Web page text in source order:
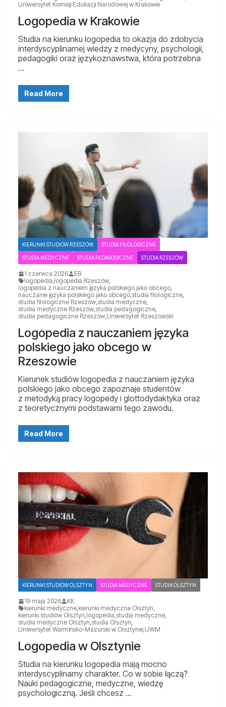
Uniwersytet Komisji Edukacji Narodowej w Krakowie
Logopedia w Krakowie
Studia na kierunku logopedia to okazja do zdobycia
interdyscyplinarnej wiedzy z medycyny, psychologii,
pedagogiki oraz językoznawstwa, która potrzebna
…
Read More
KIERUNKI STUDIÓW RZESZÓW STUDIA FILOLOGICZNE
STUDIA MEDYCZNE STUDIA PEDAGOGICZNE STUDIA RZESZÓW
1 czerwca 2026
EB
logopedia,logopedia Rzeszów,
logopedia z nauczaniem języka polskiego jako obcego,
nauczanie języka polskiego jako obcego,studia filologiczne,
studia filologiczne Rzeszów,studia medyczne,
studia medyczne Rzeszów,studia pedagogiczne,
studia pedagogiczne Rzeszów,Uniwersytet Rzeszowski
Logopedia z nauczaniem języka
polskiego jako obcego w
Rzeszowie
Kierunek studiów logopedia z nauczaniem języka
polskiego jako obcego zapoznaje studentów
z metodyką pracy logopedy i glottodydaktyka oraz
z teoretycznymi podstawami tego zawodu.
Read More
KIERUNKI STUDIÓW OLSZTYN STUDIA MEDYCZNE STUDIA OLSZTYN
19 maja 2026
KK
kierunki medyczne kierunki medyczne Olsztyn
kierunki studiów Olsztyn logopedia studia medyczne
studia medyczne Olsztyn studia Olsztyn
Uniwersytet Warmińsko-Mazurski w Olsztynie UWM
Logopedia w Olsztynie
Studia na kierunku logopedia mają mocno
interdyscyplinarny charakter. Co w sobie łączą?
Nauki pedagogiczne, medyczne, wiedzę
psychologiczną. Jeśli chcesz …